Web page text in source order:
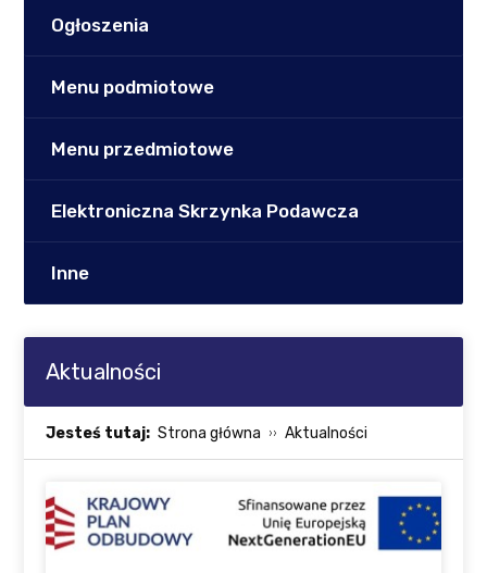
Ogłoszenia
Menu podmiotowe
Menu przedmiotowe
Elektroniczna Skrzynka Podawcza
Inne
Aktualności
Jesteś tutaj: Strona główna Aktualności